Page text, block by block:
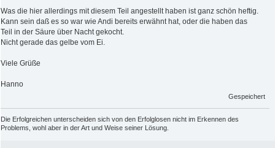
Was die hier allerdings mit diesem Teil angestellt haben ist ganz schön heftig.
Kann sein daß es so war wie Andi bereits erwähnt hat, oder die haben das
Teil in der Säure über Nacht gekocht.
Nicht gerade das gelbe vom Ei.
Viele Grüße
Hanno
Gespeichert
Die Erfolgreichen unterscheiden sich von den Erfolglosen nicht im Erkennen des
Problems, wohl aber in der Art und Weise seiner Lösung.